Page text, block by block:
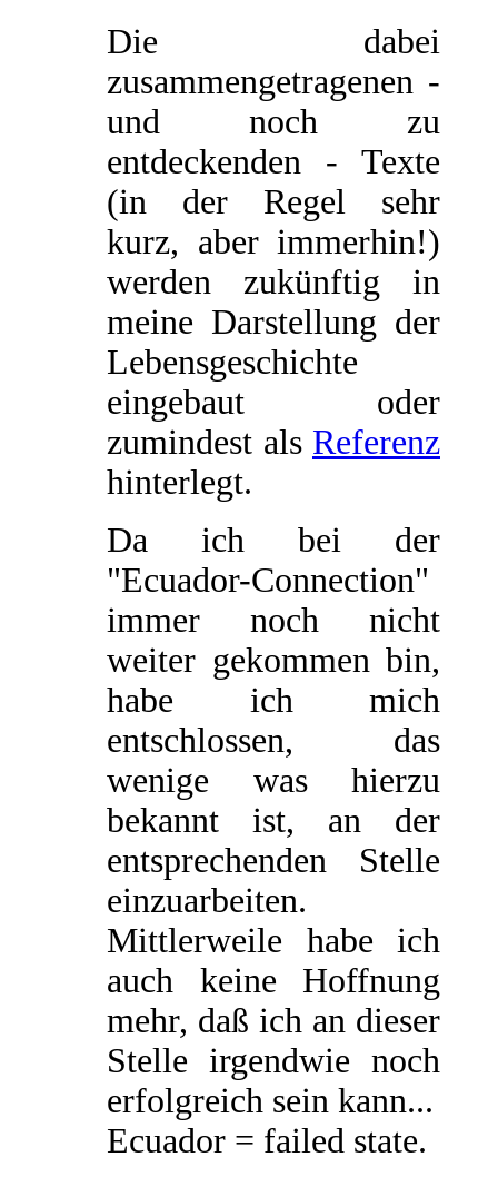
Die dabei
zusammengetragenen -
und noch zu
entdeckenden - Texte
(in der Regel sehr
kurz, aber immerhin!)
werden zukünftig in
meine Darstellung der
Lebensgeschichte
eingebaut oder
zumindest als Referenz
hinterlegt.
Da ich bei der
"Ecuador-Connection"
immer noch nicht
weiter gekommen bin,
habe ich mich
entschlossen, das
wenige was hierzu
bekannt ist, an der
entsprechenden Stelle
einzuarbeiten.
Mittlerweile habe ich
auch keine Hoffnung
mehr, daß ich an dieser
Stelle irgendwie noch
erfolgreich sein kann...
Ecuador = failed state.